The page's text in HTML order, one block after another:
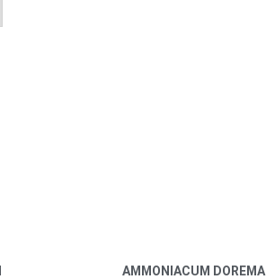
AMMONIACUM DOREMA